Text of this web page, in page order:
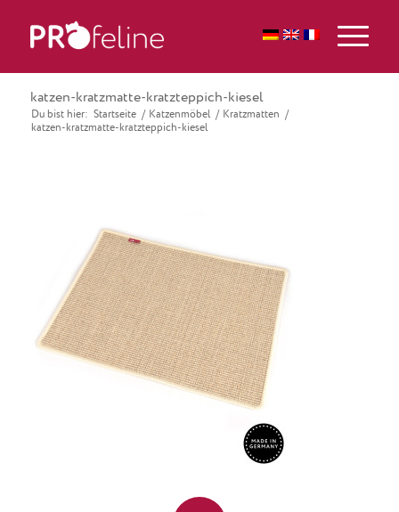
katzen-kratzmatte-kratzteppich-kiesel
Du bist hier: Startseite / Katzenmöbel / Kratzmatten /
katzen-kratzmatte-kratzteppich-kiesel